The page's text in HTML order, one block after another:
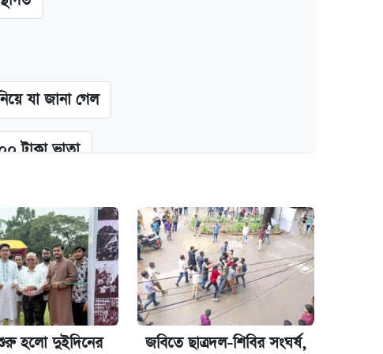
যা জানা গেল
টাকা ভাতা
দুইজন আটক
খান
হলো দুইদিনের
জবিতে ছাত্রদল-শিবির সংঘর্ষ,